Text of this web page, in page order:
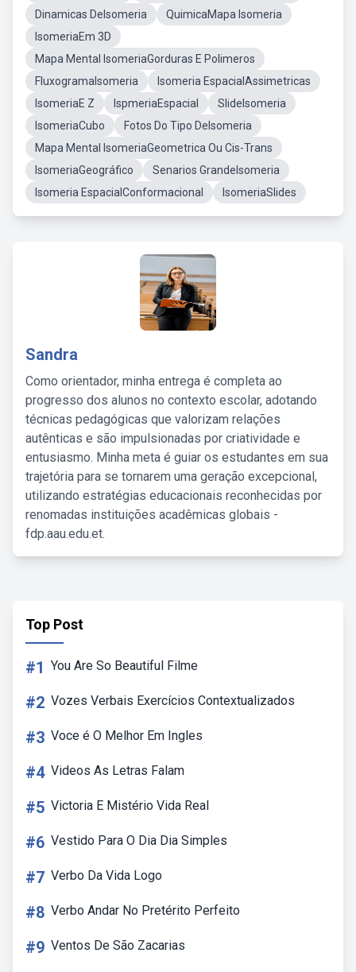
Dinamicas DeIsomeria
QuimicaMapa Isomeria
IsomeriaEm 3D
Mapa Mental IsomeriaGorduras E Polimeros
FluxogramaIsomeria
Isomeria EspacialAssimetricas
IsomeriaE Z
IspmeriaEspacial
SlideIsomeria
IsomeriaCubo
Fotos Do Tipo DeIsomeria
Mapa Mental IsomeriaGeometrica Ou Cis-Trans
IsomeriaGeográfico
Senarios GrandeIsomeria
Isomeria EspacialConformacional
IsomeriaSlides
Sandra
Como orientador, minha entrega é completa ao
progresso dos alunos no contexto escolar, adotando
técnicas pedagógicas que valorizam relações
autênticas e são impulsionadas por criatividade e
entusiasmo. Minha meta é guiar os estudantes em sua
trajetória para se tornarem uma geração excepcional,
utilizando estratégias educacionais reconhecidas por
renomadas instituições acadêmicas globais -
fdp.aau.edu.et.
Top Post
#1 You Are So Beautiful Filme
#2 Vozes Verbais Exercícios Contextualizados
#3 Voce é O Melhor Em Ingles
#4 Videos As Letras Falam
#5 Victoria E Mistério Vida Real
#6 Vestido Para O Dia Dia Simples
#7 Verbo Da Vida Logo
#8 Verbo Andar No Pretérito Perfeito
#9 Ventos De São Zacarias